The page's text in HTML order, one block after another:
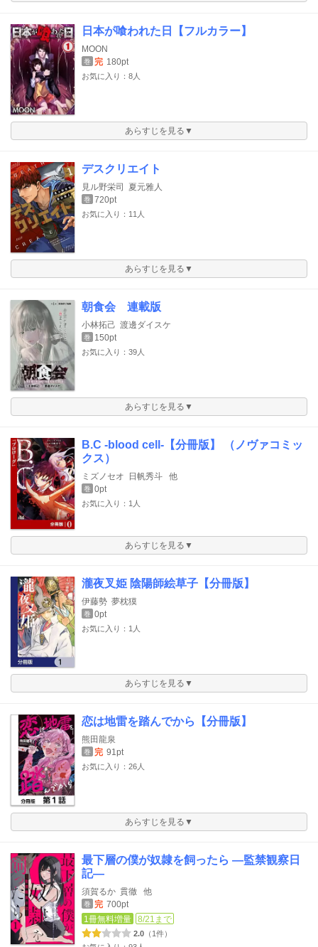
日本が喰われた日【フルカラー】
MOON
巻 完 180pt
お気に入り：8人
あらすじを見る▼
デスクリエイト
見ル野栄司 夏元雅人
巻 720pt
お気に入り：11人
あらすじを見る▼
朝食会 連載版
小林拓己 渡邊ダイスケ
巻 150pt
お気に入り：39人
あらすじを見る▼
B.C -blood cell-【分冊版】 （ノヴァコミッ
クス）
ミズノセオ 日帆秀斗 他
巻 0pt
お気に入り：1人
あらすじを見る▼
瀧夜叉姫 陰陽師絵草子【分冊版】
伊藤勢 夢枕獏
巻 0pt
お気に入り：1人
あらすじを見る▼
恋は地雷を踏んでから【分冊版】
熊田龍泉
巻 完 91pt
お気に入り：26人
あらすじを見る▼
最下層の僕が奴隷を飼ったら ―監禁観察日
記―
須賀るか 貫徹 他
巻 完 700pt
1冊無料増量
8/21まで
2.0 （1件）